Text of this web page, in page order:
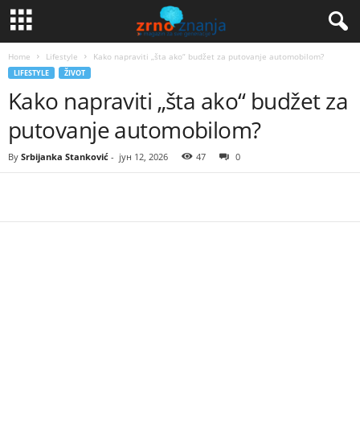
Home Lifestyle Kako napraviti „šta ako“ budžet za putovanje automobilom?
LIFESTYLE ŽIVOT
Kako napraviti „šta ako“ budžet za
putovanje automobilom?
By Srbijanka Stanković - јун 12, 2026 47 0